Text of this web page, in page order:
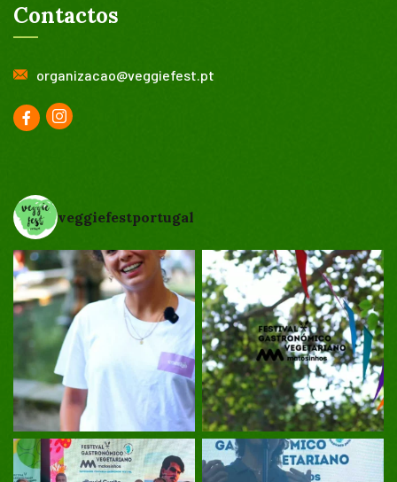
Contactos
organizacao@veggiefest.pt
veggiefestportugal